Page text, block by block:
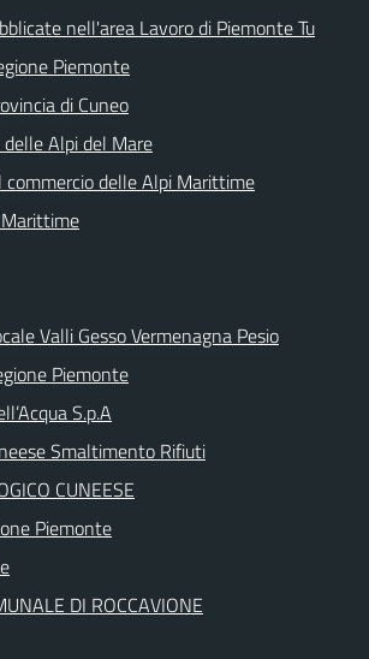
nell'area Lavoro di Piemonte Tu
Piemonte
di Cuneo
Alpi del Mare
delle Alpi Marittime
Valli Gesso Vermenagna Pesio
Piemonte
S.p.A
Smaltimento Rifiuti
CUNEESE
Piemonte
DI ROCCAVIONE